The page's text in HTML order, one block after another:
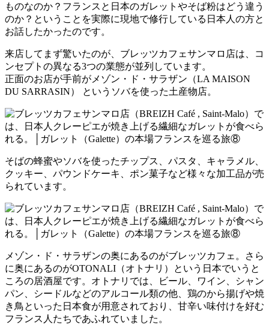
ものなのか？フランスと日本のガレットやそば粉はどう違う
のか？ということを実際に現地で修行している日本人の方と
お話したかったのです。
来店してまず驚いたのが、ブレッツカフェサンマロ店は、コ
ンセプトの異なる3つの業態が並列しています。
正面のお店が手前がメゾン・ド・サラザン（LA MAISON
DU SARRASIN） というソバを使った土産物店。
そばの蜂蜜やソバを使ったチップス、パスタ、キャラメル、
クッキー、パウンドケーキ、ポン菓子など様々な加工品が売
られています。
メゾン・ド・サラザンの奥にあるのがブレッツカフェ。さら
に奥にあるのがOTONALI（オトナリ）という日本でいうと
ころの居酒屋です。オトナリでは、ビール、ワイン、シャン
パン、シードルなどのアルコール類の他、鶏のから揚げや焼
き鳥といった日本食が用意されており、甘辛い味付けを好む
フランス人たちであふれていました。